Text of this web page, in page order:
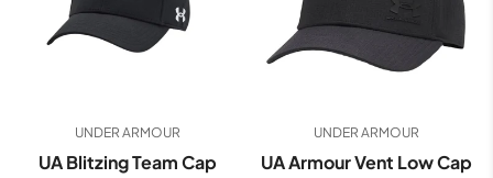
UNDER ARMOUR
UA Blitzing Team Cap
UNDER ARMOUR
UA Armour Vent Low Cap